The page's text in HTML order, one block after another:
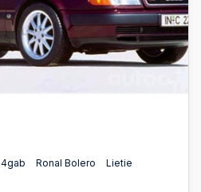
4gab Ronal Bolero
Lietie